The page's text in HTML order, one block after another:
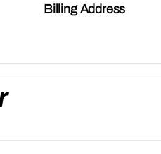
Billing Address